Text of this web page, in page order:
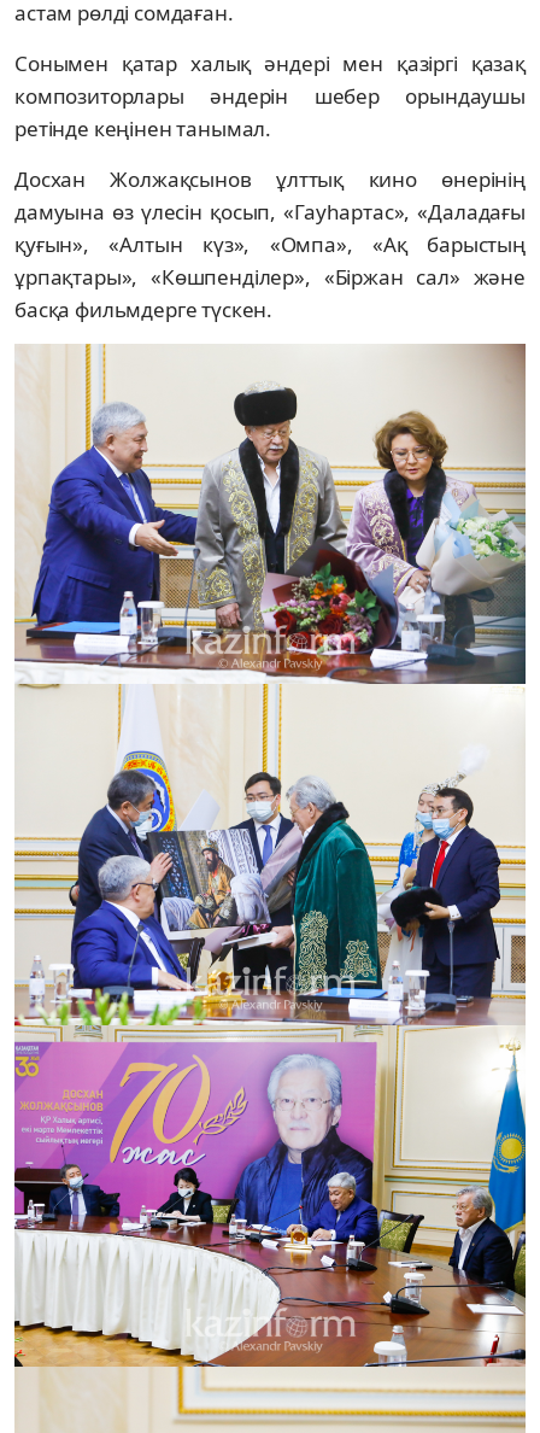
астам рөлді сомдаған.
Сонымен қатар халық әндері мен қазіргі қазақ
композиторлары әндерін шебер орындаушы
ретінде кеңінен танымал.
Досхан Жолжақсынов ұлттық кино өнерінің
дамуына өз үлесін қосып, «Гауһартас», «Даладағы
қуғын», «Алтын күз», «Омпа», «Ақ барыстың
ұрпақтары», «Көшпенділер», «Біржан сал» және
басқа фильмдерге түскен.